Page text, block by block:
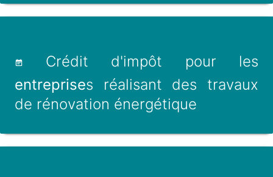
Crédit d'impôt pour les
entreprises réalisant des travaux
de rénovation énergétique